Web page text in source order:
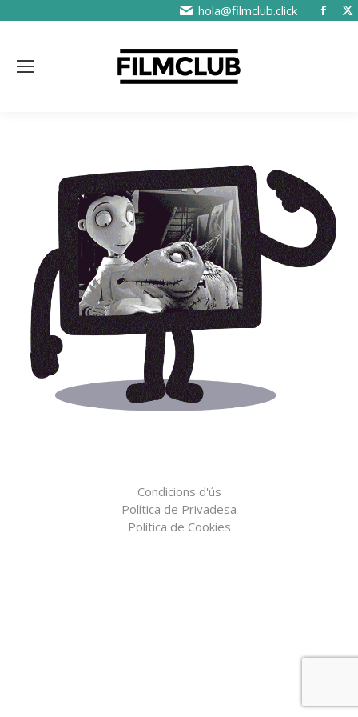
hola@filmclub.click
Condicions d'ús
Política de Privadesa
Política de Cookies